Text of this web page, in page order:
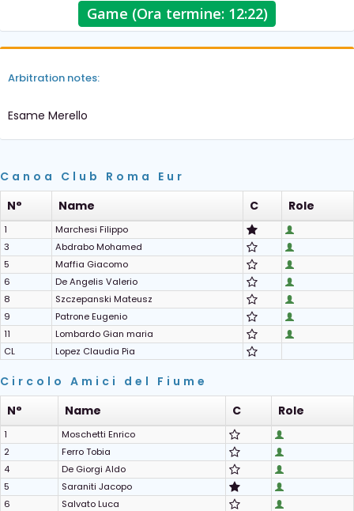
Game (Ora termine: 12:22)
Arbitration notes:
Esame Merello
Canoa Club Roma Eur
N°
Name C Role
1
Marchesi Filippo
3
Abdrabo Mohamed
5
Maffia Giacomo
6
De Angelis Valerio
8
Szczepanski Mateusz
9
Patrone Eugenio
11
Lombardo Gian maria
CL
Lopez Claudia Pia
Circolo Amici del Fiume
N°
Name C Role
1
Moschetti Enrico
2
Ferro Tobia
4
De Giorgi Aldo
5
Saraniti Jacopo
6
Salvato Luca